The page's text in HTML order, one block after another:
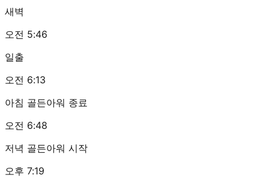
새벽
오전 5:46
일출
오전 6:13
아침 골든아워 종료
오전 6:48
저녁 골든아워 시작
오후 7:19